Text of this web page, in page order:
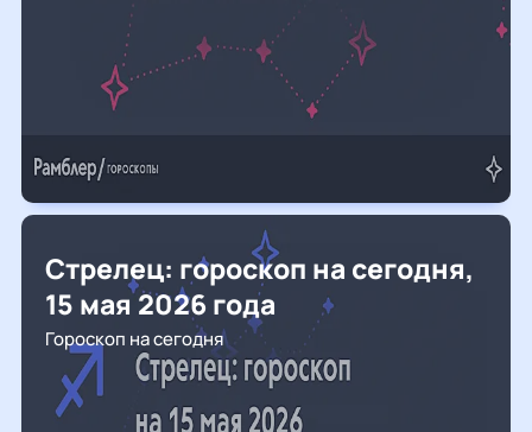
Стрелец: гороскоп на сегодня,
15 мая 2026 года
Гороскоп на сегодня